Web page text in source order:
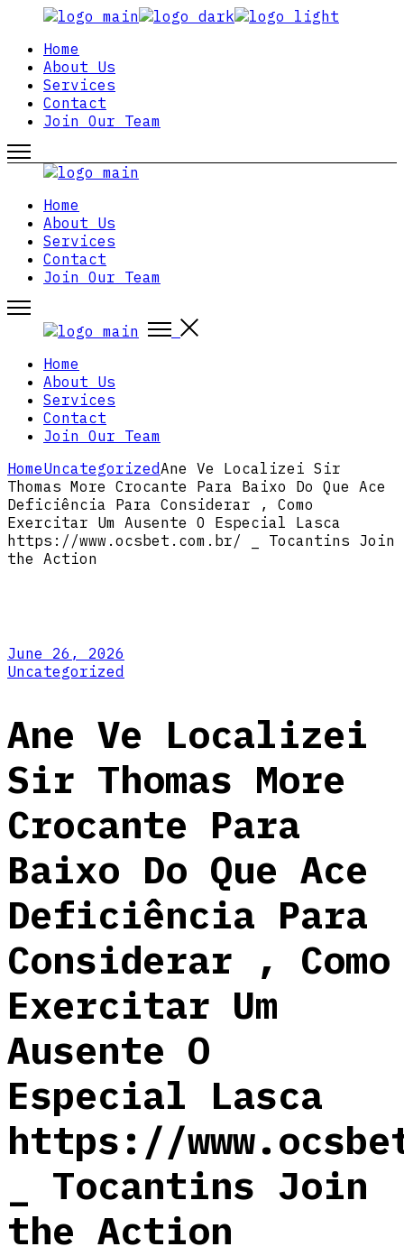
the
content
Home
About Us
Services
Contact
Join Our Team
Home
About Us
Services
Contact
Join Our Team
Home
About Us
Services
Contact
Join Our Team
HomeUncategorizedAne Ve Localizei Sir
Thomas More Crocante Para Baixo Do Que Ace
Deficiência Para Considerar , Como
Exercitar Um Ausente O Especial Lasca
https://www.ocsbet.com.br/ _ Tocantins Join
the Action
June 26, 2026
Uncategorized
Ane Ve Localizei
Sir Thomas More
Crocante Para
Baixo Do Que Ace
Deficiência Para
Considerar , Como
Exercitar Um
Ausente O
Especial Lasca
https://
_ Tocantins Join
the Action